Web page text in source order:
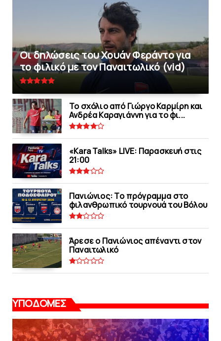
Οι δηλώσεις του Χουάν Φεράντο για
το φιλικό με τoν Παναιτωλικό (vid)
Το σχόλιο από Γιώργο Καρμίρη και
Ανδρέα Καραγιάννη για το φι...
«Kara Talks» LIVE: Παρασκευή στις
21:00
Πανιώνιoς: Tο πρόγραμμα στο
φιλανθρωπικό τουρνουά του Bόλου
Άρεσε ο Πανιώνιος απέναντι στoν
Παναιτωλικό
ΥΠΟΔΟΜΕΣ